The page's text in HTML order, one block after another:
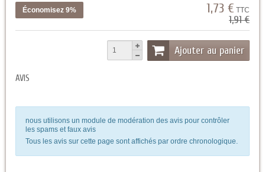
Économisez 9% 1,73 € TTC
1,91 €
Ajouter au panier
AVIS
nous utilisons un module de modération des avis pour contrôler
les spams et faux avis
Tous les avis sur cette page sont affichés par ordre chronologique.